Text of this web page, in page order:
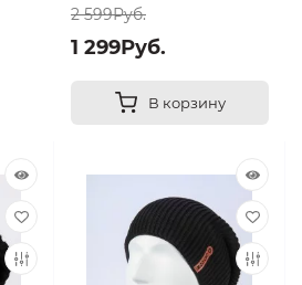
2 599Руб.
1 299Руб.
В корзину